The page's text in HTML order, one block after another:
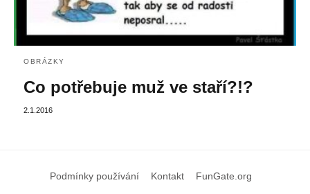
OBRÁZKY
Co potřebuje muž ve staří?!?
2.1.2016
Podmínky používání Kontakt FunGate.org